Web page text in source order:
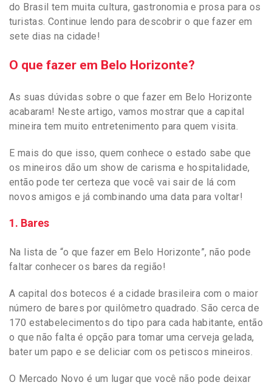
do Brasil tem muita cultura, gastronomia e prosa para os
turistas. Continue lendo para descobrir o que fazer em
sete dias na cidade!
O que fazer em Belo Horizonte?
As suas dúvidas sobre o que fazer em Belo Horizonte
acabaram! Neste artigo, vamos mostrar que a capital
mineira tem muito entretenimento para quem visita.
E mais do que isso, quem conhece o estado sabe que
os mineiros dão um show de carisma e hospitalidade,
então pode ter certeza que você vai sair de lá com
novos amigos e já combinando uma data para voltar!
1. Bares
Na lista de “o que fazer em Belo Horizonte”, não pode
faltar conhecer os bares da região!
A capital dos botecos é a cidade brasileira com o maior
número de bares por quilômetro quadrado. São cerca de
170 estabelecimentos do tipo para cada habitante, então
o que não falta é opção para tomar uma cerveja gelada,
bater um papo e se deliciar com os petiscos mineiros.
O Mercado Novo é um lugar que você não pode deixar